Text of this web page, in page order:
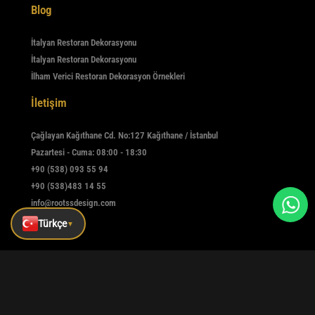
Türkçe▼
Blog
İtalyan Restoran Dekorasyonu
İtalyan Restoran Dekorasyonu
İlham Verici Restoran Dekorasyon Örnekleri
İletişim
Çağlayan Kağıthane Cd. No:127 Kağıthane / İstanbul
Pazartesi - Cuma: 08:00 - 18:30
+90 (538) 093 55 94
+90 (538)483 14 55
info@rootssdesign.com
E-Bülten